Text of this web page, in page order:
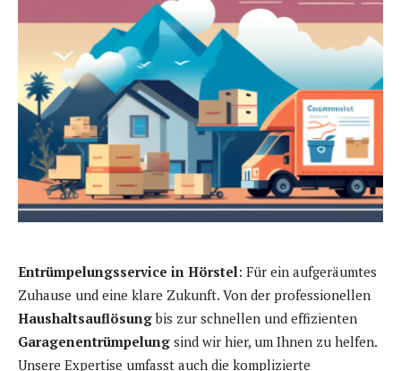
Entrümpelungsservice in Hörstel: Für ein aufgeräumtes
Zuhause und eine klare Zukunft. Von der professionellen
Haushaltsauflösungbis zur schnellen und effizienten
Garagenentrümpelung sind wir hier, um Ihnen zu helfen.
Unsere Expertise umfasst auch die komplizierte